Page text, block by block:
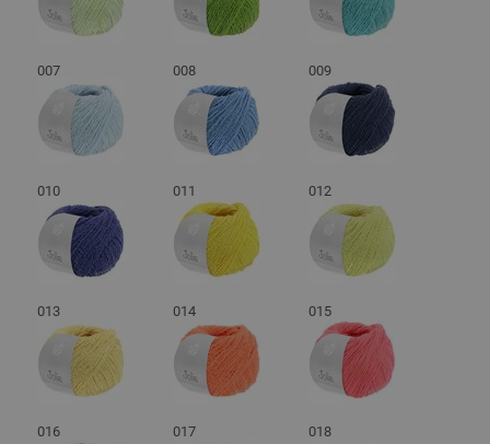
007 008 009
010 011 012
013 014 015
016 017 018